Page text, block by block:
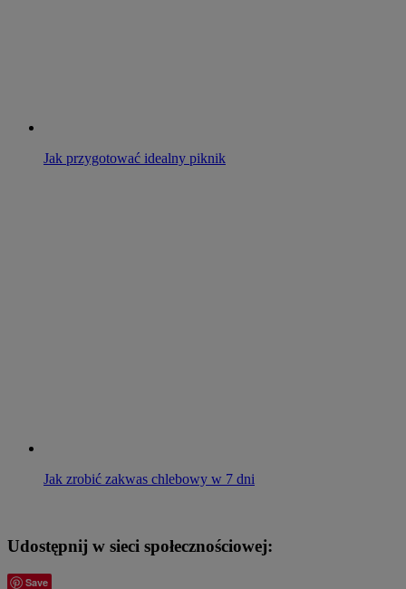
Jak przygotować idealny piknik
Jak zrobić zakwas chlebowy w 7 dni
Udostępnij w sieci społecznościowej:
Save